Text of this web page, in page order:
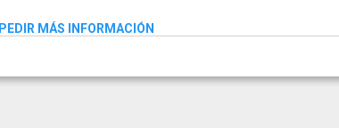
PEDIR MÁS INFORMACIÓN